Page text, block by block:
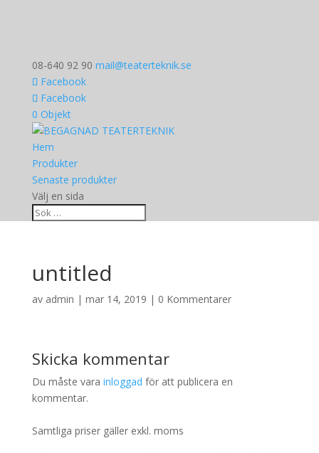
08-640 92 90 mail@teaterteknik.se
Facebook
Facebook
0 Objekt
Hem
Produkter
Senaste produkter
Välj en sida
untitled
av admin | mar 14, 2019 | 0 Kommentarer
Skicka kommentar
Du måste vara inloggad för att publicera en
kommentar.
Samtliga priser gäller exkl. moms